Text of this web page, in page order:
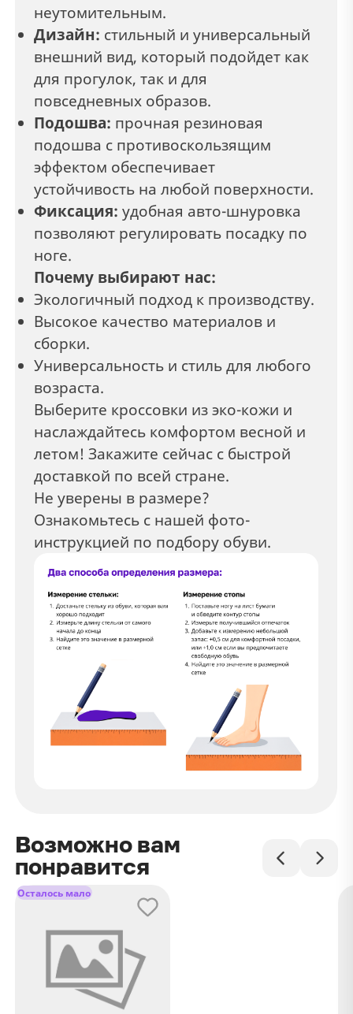
неутомительным.
Дизайн: стильный и универсальный
внешний вид, который подойдет как
для прогулок, так и для
повседневных образов.
Подошва: прочная резиновая
подошва с противоскользящим
эффектом обеспечивает
устойчивость на любой поверхности.
Фиксация: удобная авто-шнуровка
позволяют регулировать посадку по
ноге.
Почему выбирают нас:
Экологичный подход к производству.
Высокое качество материалов и
сборки.
Универсальность и стиль для любого
возраста.
Выберите кроссовки из эко-кожи и
наслаждайтесь комфортом весной и
летом! Закажите сейчас с быстрой
доставкой по всей стране.
Не уверены в размере?
Ознакомьтесь с нашей фото-
инструкцией по подбору обуви.
Возможно вам
понравится
Осталось мало